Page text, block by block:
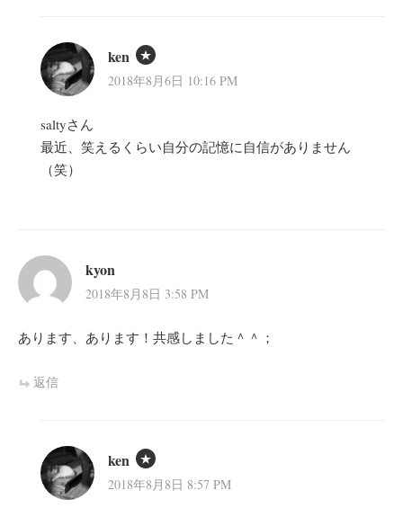
ken
2018年8月6日 10:16 PM
saltyさん
最近、笑えるくらい自分の記憶に自信がありません
（笑）
kyon
2018年8月8日 3:58 PM
あります、あります！共感しました＾＾；
返信
ken
2018年8月8日 8:57 PM